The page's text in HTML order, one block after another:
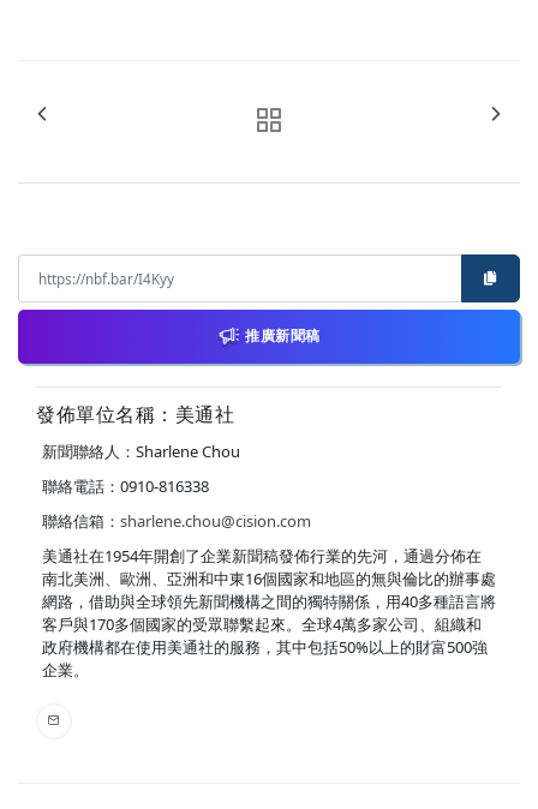
推廣新聞稿
發佈單位名稱：美通社
新聞聯絡人：Sharlene Chou
聯絡電話：0910-816338
聯絡信箱： sharlene.chou@cision.com
美通社在1954年開創了企業新聞稿發佈行業的先河，通過分佈在
南北美洲、歐洲、亞洲和中東16個國家和地區的無與倫比的辦事處
網路，借助與全球領先新聞機構之間的獨特關係，用40多種語言將
客戶與170多個國家的受眾聯繫起來。全球4萬多家公司、組織和
政府機構都在使用美通社的服務，其中包括50%以上的財富500強
企業。